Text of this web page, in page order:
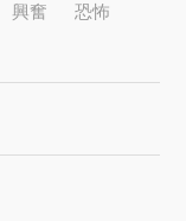
興奮 恐怖